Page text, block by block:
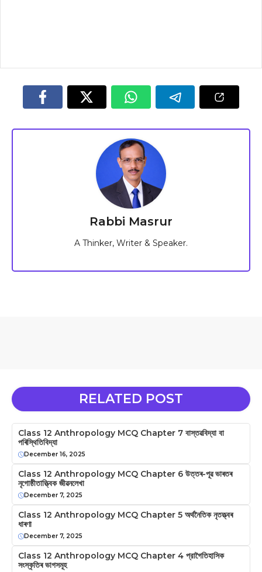
Rabbi Masrur
A Thinker, Writer & Speaker.
RELATED POST
Class 12 Anthropology MCQ Chapter 7 বাস্তৱবিদ্যা বা
পৰিস্থিতিবিদ্যা
December 16, 2025
Class 12 Anthropology MCQ Chapter 6 উত্তৰ-পূৱ ভাৰতৰ
নৃগোষ্ঠীতাত্ত্বিক জীৱনলেখা
December 7, 2025
Class 12 Anthropology MCQ Chapter 5 অৰ্থনৈতিক নৃতত্ত্বৰ
ধাৰণা
December 7, 2025
Class 12 Anthropology MCQ Chapter 4 প্রাগৈতিহাসিক
সংস্কৃতিৰ ভাগসমূহ